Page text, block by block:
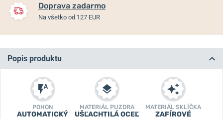
Doprava zadarmo
Na všetko od 127 EUR
Popis produktu
POHON
AUTOMATICKÝ
MATERIÁL PUZDRA
UŠĽACHTILÁ OCEĽ
MATERIÁL SKLÍČKA
ZAFÍROVÉ